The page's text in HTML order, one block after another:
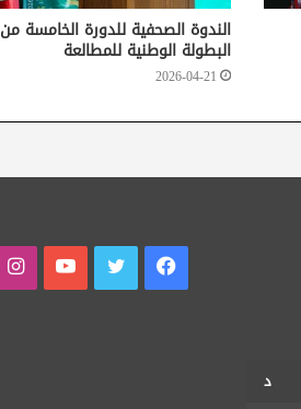
الندوة الصحفية للدورة الخامسة من
البطولة الوطنية للمطالعة
2026-04-21
د
فيسبوك تويتر يوتيوب